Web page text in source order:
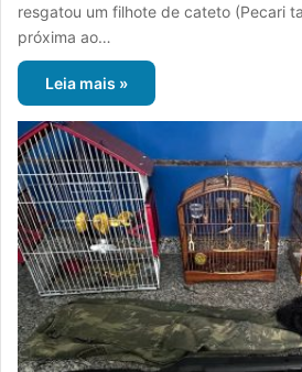
resgatou um filhote de cateto (Pecari
próxima ao…
Leia mais »